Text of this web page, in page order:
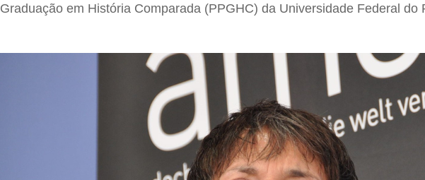
Graduação em História Comparada (PPGHC) da Universidade Federal do